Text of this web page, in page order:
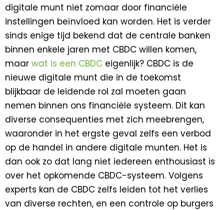
digitale munt niet zomaar door financiële
instellingen beïnvloed kan worden. Het is verder
sinds enige tijd bekend dat de centrale banken
binnen enkele jaren met CBDC willen komen,
maar wat is een CBDC eigenlijk? CBDC is de
nieuwe digitale munt die in de toekomst
blijkbaar de leidende rol zal moeten gaan
nemen binnen ons financiële systeem. Dit kan
diverse consequenties met zich meebrengen,
waaronder in het ergste geval zelfs een verbod
op de handel in andere digitale munten. Het is
dan ook zo dat lang niet iedereen enthousiast is
over het opkomende CBDC-systeem. Volgens
experts kan de CBDC zelfs leiden tot het verlies
van diverse rechten, en een controle op burgers